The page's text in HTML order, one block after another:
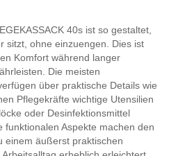
40s ist so gestaltet,
sitzt, ohne einzuengen. Dies ist
Komfort während langer
Die meisten
über praktische Details wie
Pflegekräfte wichtige Utensilien
oder Desinfektionsmittel
funktionalen Aspekte machen den
einem äußerst praktischen